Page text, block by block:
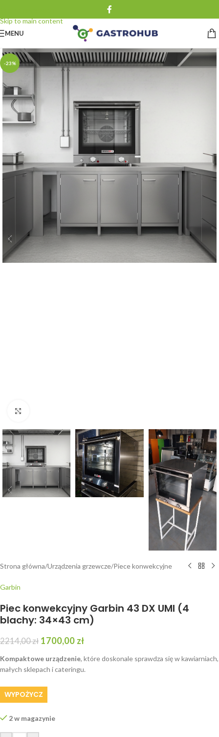
Skip to main content
MENU
-23%
Strona główna/Urządzenia grzewcze/Piece konwekcyjne
Garbin
Piec konwekcyjny Garbin 43 DX UMI (4
blachy: 34×43 cm)
2214,00zł 1700,00 zł
Kompaktowe urządzenie, które doskonale sprawdza się w kawiarniach,
małych sklepach i cateringu.
WYPOŻYCZ
2 w magazynie